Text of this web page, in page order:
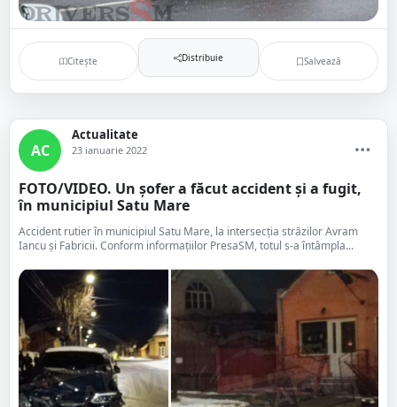
Citește Distribuie Salvează
AC
Actualitate
23 ianuarie 2022
FOTO/VIDEO. Un șofer a făcut accident și a fugit,
în municipiul Satu Mare
Accident rutier în municipiul Satu Mare, la intersecția străzilor Avram
Iancu și Fabricii. Conform informațiilor PresaSM, totul s-a întâmpla...